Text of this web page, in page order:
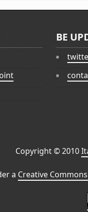
BE
Copyright © 2010
a Creative